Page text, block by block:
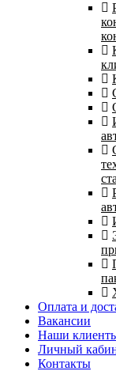
Оплата и
Вакансии
Наши
Личный
Контакты